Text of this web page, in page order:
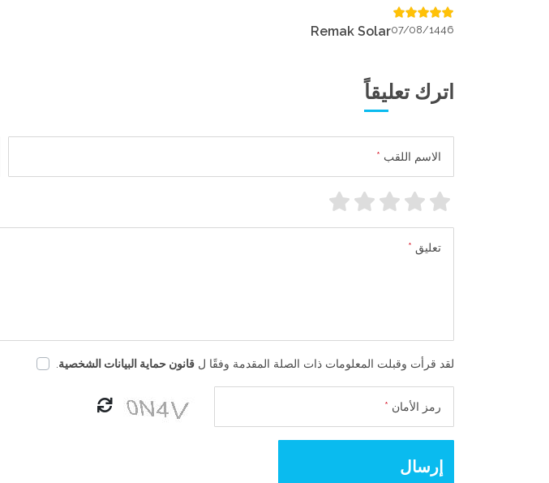
07/08/1446
Remak Solar
اترك تعليقاً
الاسم اللقب *
تعليق *
لقد قرأت وقبلت المعلومات ذات الصلة المقدمة وفقًا ل قانون حماية البيانات الشخصية
رمز الأمان *
إرسال